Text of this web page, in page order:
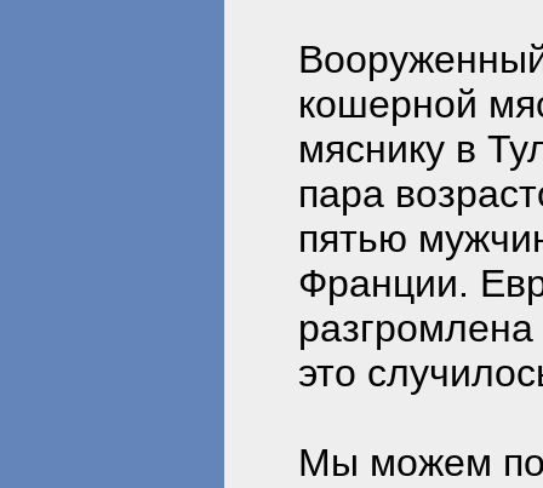
кошерной
мяснику в
пара
пятью
Франции.
это
Мы можем